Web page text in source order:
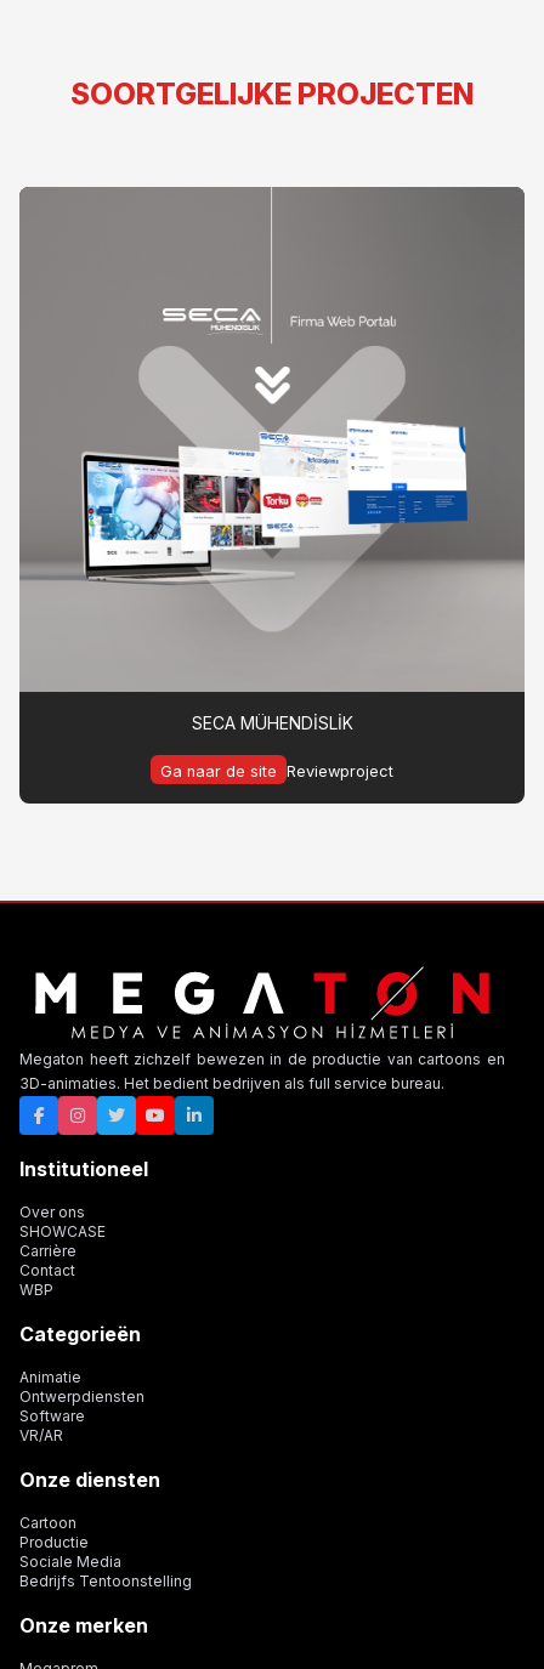
SOORTGELIJKE PROJECTEN
SECA MÜHENDİSLİK
Ga naar de site Reviewproject
Megaton heeft zichzelf bewezen in de productie van cartoons en
3D-animaties. Het bedient bedrijven als full service bureau.
Institutioneel
Over ons
SHOWCASE
Carrière
Contact
WBP
Categorieën
Animatie
Ontwerpdiensten
Software
VR/AR
Onze diensten
Cartoon
Productie
Sociale Media
Bedrijfs Tentoonstelling
Onze merken